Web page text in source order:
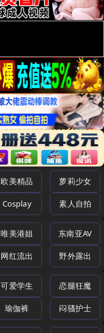
欧美精品 萝莉少女
Cosplay 素人自拍
唯美港姐 东南亚AV
网红流出 野外露出
可爱学生 恋腿狂魔
瑜伽裤 闷骚护士